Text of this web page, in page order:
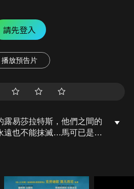
請先登入
播放預告片
露易莎拉特斯，他們之間的
遠也不能抹滅…馬可已是結
娜的精神分析師，教他如
的改變。